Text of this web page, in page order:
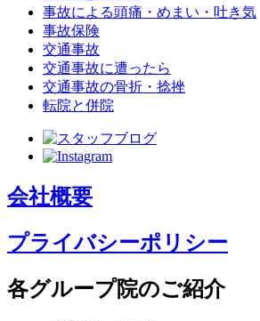
事故による頭痛・めまい・吐き気
事故保険
交通事故
交通事故に遭ったら
交通事故の骨折・捻挫
転院と併院
会社概要
プライバシーポリシー
各グループ院のご紹介